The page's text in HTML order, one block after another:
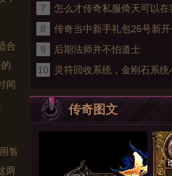
合
间
智
两
7
怎么才传奇私服倚天可以在
传奇里面去更好的攻击怪
8
传奇当中新手礼包26号新
的福利介绍
9
后期法师并不怕道士
10
灵符回收系统，金刚石系统
传奇图文